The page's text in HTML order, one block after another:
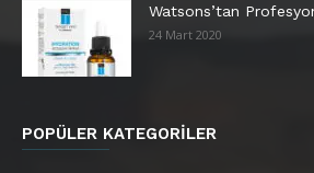
Watsons’tan
24 Mart 2020
POPÜLER KATEGORİLER